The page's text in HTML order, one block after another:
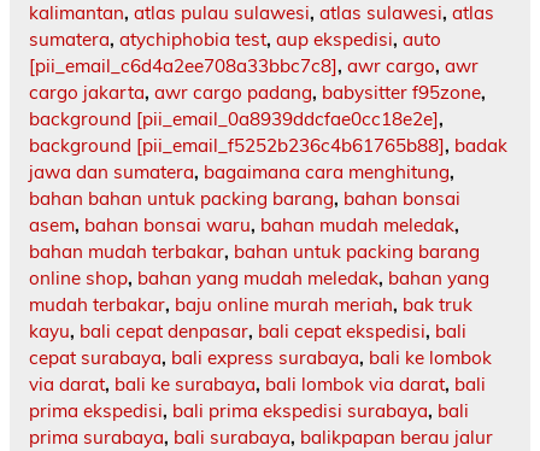
kalimantan, atlas pulau sulawesi, atlas sulawesi, atlas
sumatera, atychiphobia test, aup ekspedisi, auto
[pii_email_c6d4a2ee708a33bbc7c8], awr cargo, awr
cargo jakarta, awr cargo padang, babysitter f95zone,
background [pii_email_0a8939ddcfae0cc18e2e],
background [pii_email_f5252b236c4b61765b88], badak
jawa dan sumatera, bagaimana cara menghitung,
bahan bahan untuk packing barang, bahan bonsai
asem, bahan bonsai waru, bahan mudah meledak,
bahan mudah terbakar, bahan untuk packing barang
online shop, bahan yang mudah meledak, bahan yang
mudah terbakar, baju online murah meriah, bak truk
kayu, bali cepat denpasar, bali cepat ekspedisi, bali
cepat surabaya, bali express surabaya, bali ke lombok
via darat, bali ke surabaya, bali lombok via darat, bali
prima ekspedisi, bali prima ekspedisi surabaya, bali
prima surabaya, bali surabaya, balikpapan berau jalur